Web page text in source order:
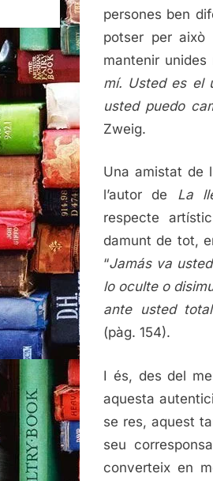
persones ben
potser per això
mantenir unides
mí. Usted es el
usted puedo
Zweig.
Una amistat de
l’autor de La
respecte
damunt de tot,
“Jamás va
lo oculte o
ante usted
(pàg. 154).
I és, des del
aquesta
se res, aquest
seu
converteix en